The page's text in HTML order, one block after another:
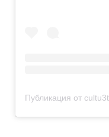
Публикация от